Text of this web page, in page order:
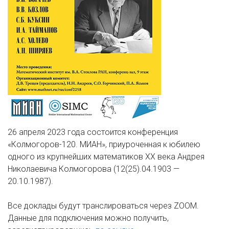
26 апреля 2023 года состоится конференция
«Колмогоров-120. МИАН», приуроченная к юбилею
одного из крупнейших математиков XX века Андрея
Николаевича Колмогорова (12(25).04.1903 —
20.10.1987).
Все доклады будут транслироваться через ZOOM.
Данные для подключения можно получить,